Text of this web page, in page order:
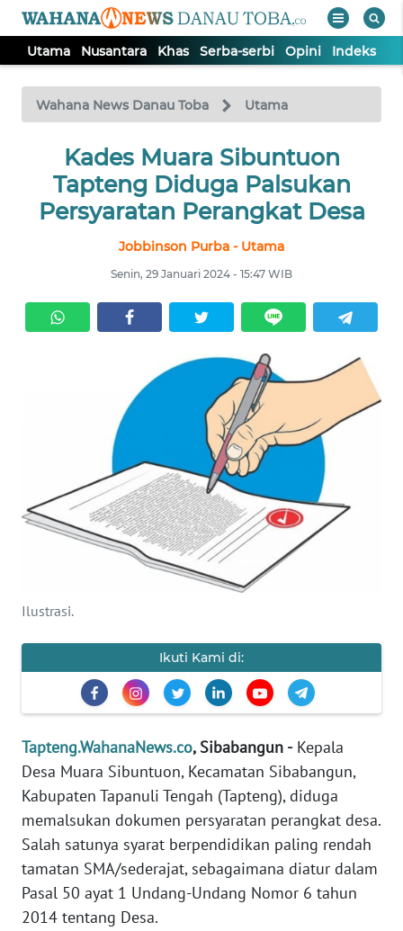
Utama Nusantara Khas Serba-serbi Opini Indeks
Wahana News Danau Toba Utama
Kades Muara Sibuntuon
Tapteng Diduga Palsukan
Persyaratan Perangkat Desa
Jobbinson Purba - Utama
Senin, 29 Januari 2024 - 15:47 WIB
Ilustrasi.
Ikuti Kami di:
Tapteng.WahanaNews.co, Sibabangun -Kepala
Desa Muara Sibuntuon, Kecamatan Sibabangun,
Kabupaten Tapanuli Tengah (Tapteng), diduga
memalsukan dokumen persyaratan perangkat desa.
Salah satunya syarat berpendidikan paling rendah
tamatan SMA/sederajat, sebagaimana diatur dalam
Pasal 50 ayat 1 Undang-Undang Nomor 6 tahun
2014 tentang Desa.
TV
Tutup
UTAMA
NUSANTARA
SERBA-
SERBI
KONTAK
IKLAN
MEDIA
SIBER
REDAKSI
KARIR
DISCLAIMER